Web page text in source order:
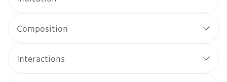
Composition
Interactions